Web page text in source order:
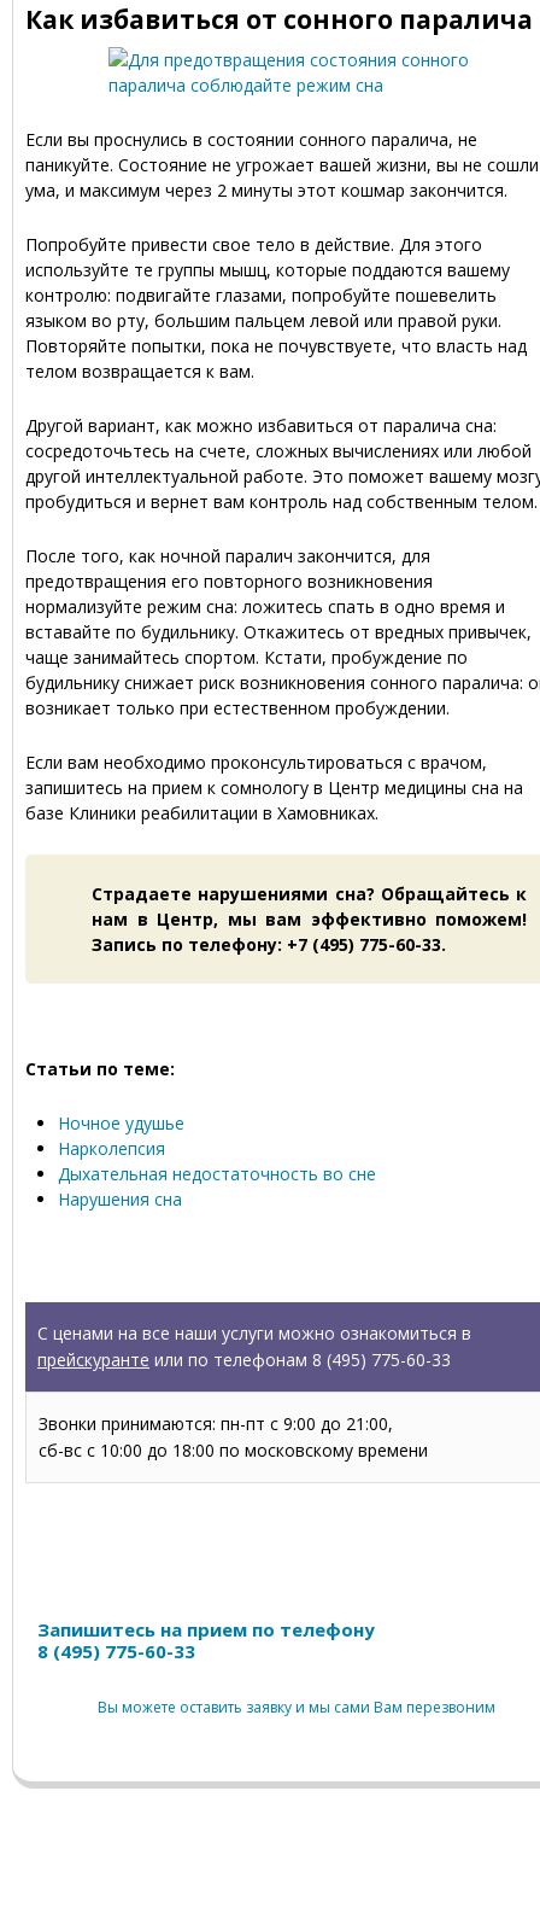
Как избавиться от сонного паралича
Если вы проснулись в состоянии сонного паралича, не
паникуйте. Состояние не угрожает вашей жизни, вы не
ума, и максимум через 2 минуты этот кошмар закончится.
Попробуйте привести свое тело в действие. Для этого
используйте те группы мышц, которые поддаются вашему
контролю: подвигайте глазами, попробуйте пошевелить
языком во рту, большим пальцем левой или правой руки.
Повторяйте попытки, пока не почувствуете, что власть над
телом возвращается к вам.
Другой вариант, как можно избавиться от паралича сна:
сосредоточьтесь на счете, сложных вычислениях или любой
другой интеллектуальной работе. Это поможет вашему
пробудиться и вернет вам контроль над собственным телом.
После того, как ночной паралич закончится, для
предотвращения его повторного возникновения
нормализуйте режим сна: ложитесь спать в одно время и
вставайте по будильнику. Откажитесь от вредных привычек,
чаще занимайтесь спортом. Кстати, пробуждение по
будильнику снижает риск возникновения сонного паралича:
возникает только при естественном пробуждении.
Если вам необходимо проконсультироваться с врачом,
запишитесь на прием к сомнологу в Центр медицины сна на
базе Клиники реабилитации в Хамовниках.
Страдаете нарушениями сна? Обращайтесь к
нам в Центр, мы вам эффективно поможем!
Запись по телефону: +7 (495) 775-60-33.
Статьи по теме:
Ночное удушье
Нарколепсия
Дыхательная недостаточность во сне
Нарушения сна
С ценами на все наши услуги можно ознакомиться в
прейскуранте или по телефонам 8 (495) 775-60-33
Звонки принимаются: пн-пт с 9:00 до 21:00,
сб-вс с 10:00 до 18:00 по московскому времени
Запишитесь на прием по телефону
8 (495) 775-60-33
Вы можете оставить заявку и мы сами Вам перезвоним